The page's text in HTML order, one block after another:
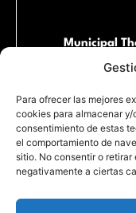
Para ofrecer las mejores
cookies para almacenar
consentimiento de estas
el comportamiento de
sitio. No consentir o
negativamente a ciertas
Municipal
Pl. Miguel
Partida de la
Quirónsalud.